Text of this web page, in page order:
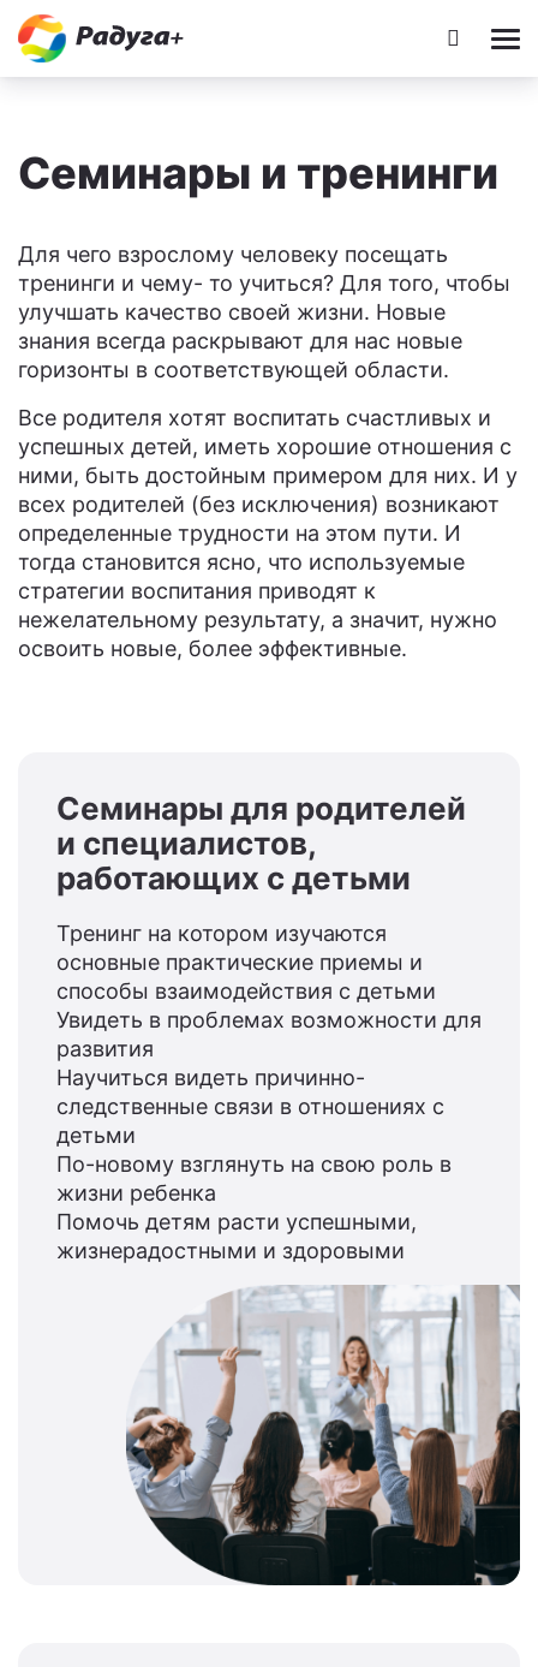
Семинары и тренинги
Для чего взрослому человеку посещать
тренинги и чему- то учиться? Для того, чтобы
улучшать качество своей жизни. Новые
знания всегда раскрывают для нас новые
горизонты в соответствующей области.
Все родителя хотят воспитать счастливых и
успешных детей, иметь хорошие отношения с
ними, быть достойным примером для них. И у
всех родителей (без исключения) возникают
определенные трудности на этом пути. И
тогда становится ясно, что используемые
стратегии воспитания приводят к
нежелательному результату, а значит, нужно
освоить новые, более эффективные.
Семинары для родителей
и специалистов,
работающих с детьми
Тренинг на котором изучаются
основные практические приемы и
способы взаимодействия с детьми
Увидеть в проблемах возможности для
развития
Научиться видеть причинно-
следственные связи в отношениях с
детьми
По-новому взглянуть на свою роль в
жизни ребенка
Помочь детям расти успешными,
жизнерадостными и здоровыми